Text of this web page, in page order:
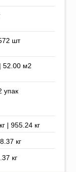
шт
52.00 м2
упак
| 955.24 кг
кг
кг